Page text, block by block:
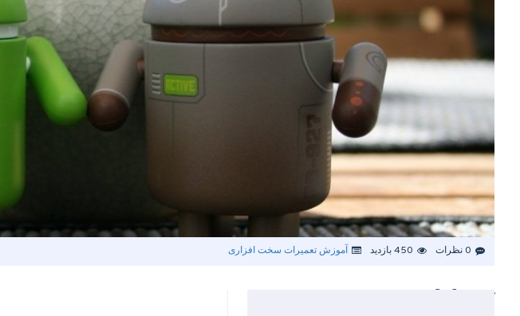
0 نظرات 450 بازدید آموزش تعمیرات سخت افزاری